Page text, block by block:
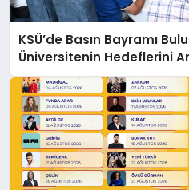
KSÜ’de Basın Bayramı
Üniversitenin Hedeflerini